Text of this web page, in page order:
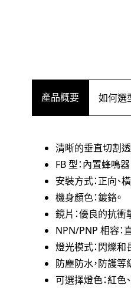
產品概要 如何選
清晰的垂直切割
FB 型：內置蜂鳴
安裝方式：正向、橫
機身顏色：鍍鉻。
鏡片：優良的抗
NPN/PNP 相容：
燈光模式：閃爍和
防塵防水，防護等
可選擇燈色：紅色